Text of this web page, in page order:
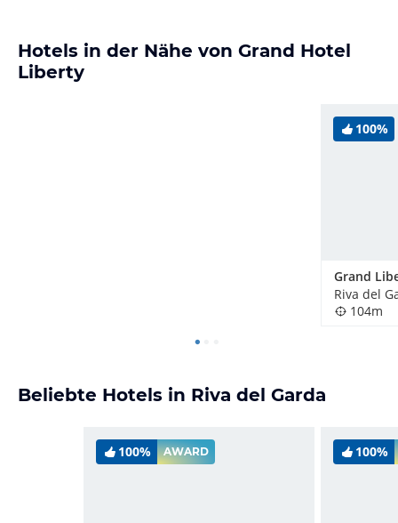
Hotels in der Nähe von Grand Hotel
Liberty
100%
Grand
Riva del
104m
Beliebte Hotels in Riva del Garda
100% AWARD 100%